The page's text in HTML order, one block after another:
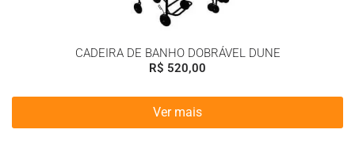
CADEIRA DE BANHO DOBRÁVEL DUNE
R$ 520,00
Ver mais